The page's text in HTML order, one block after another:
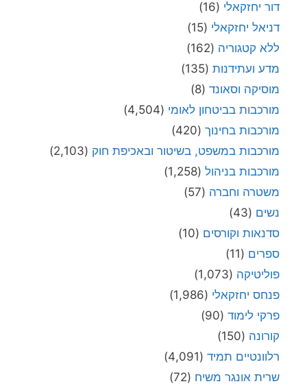
דור יחזקאלי (16)
דניאל יחזקאלי (15)
ללא קטגוריה (162)
מדע ועתידנות (135)
מוסיקה וסאונד (8)
מורכבות בביטחון לאומי (4,504)
מורכבות בחינוך (420)
מורכבות במשפט, בשיטור ובאכיפת חוק (2,103)
מורכבות בניהול (1,258)
משטרה וחברה (57)
נשים (43)
סדנאות וקורסים (10)
ספרים (11)
פוליטיקה (1,073)
פנחס יחזקאלי (1,986)
פרקי לימוד (90)
קורונה (150)
רלוונטיים תמיד (4,091)
שרית אונגר משיח (72)